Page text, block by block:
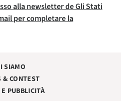
alla newsletter de Gli Stati
per completare la
SIAMO
& CONTEST
PUBBLICITÀ